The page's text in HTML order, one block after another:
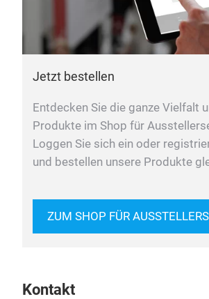
Jetzt bestellen
Entdecken Sie die ganze Vielfalt
Produkte im Shop für
Loggen Sie sich ein oder
und bestellen unsere Produkte
ZUM SHOP FÜR
Kontakt